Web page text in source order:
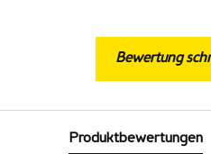
Bewertung
Produktbewertungen